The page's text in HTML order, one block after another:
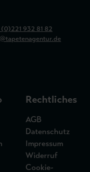
(0)221 932 81 82
Rechtliches
AGB
Datenschutz
Impressum
Widerruf
Cookie-